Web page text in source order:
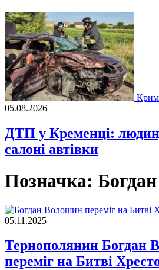
05.08.2026
ДТП у Кременці:
салоні автівки
Позначка:
05.11.2025
Тернополянин Богдан
переміг на Битві